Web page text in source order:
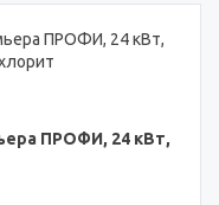
ПРОФИ, 24 кВт,